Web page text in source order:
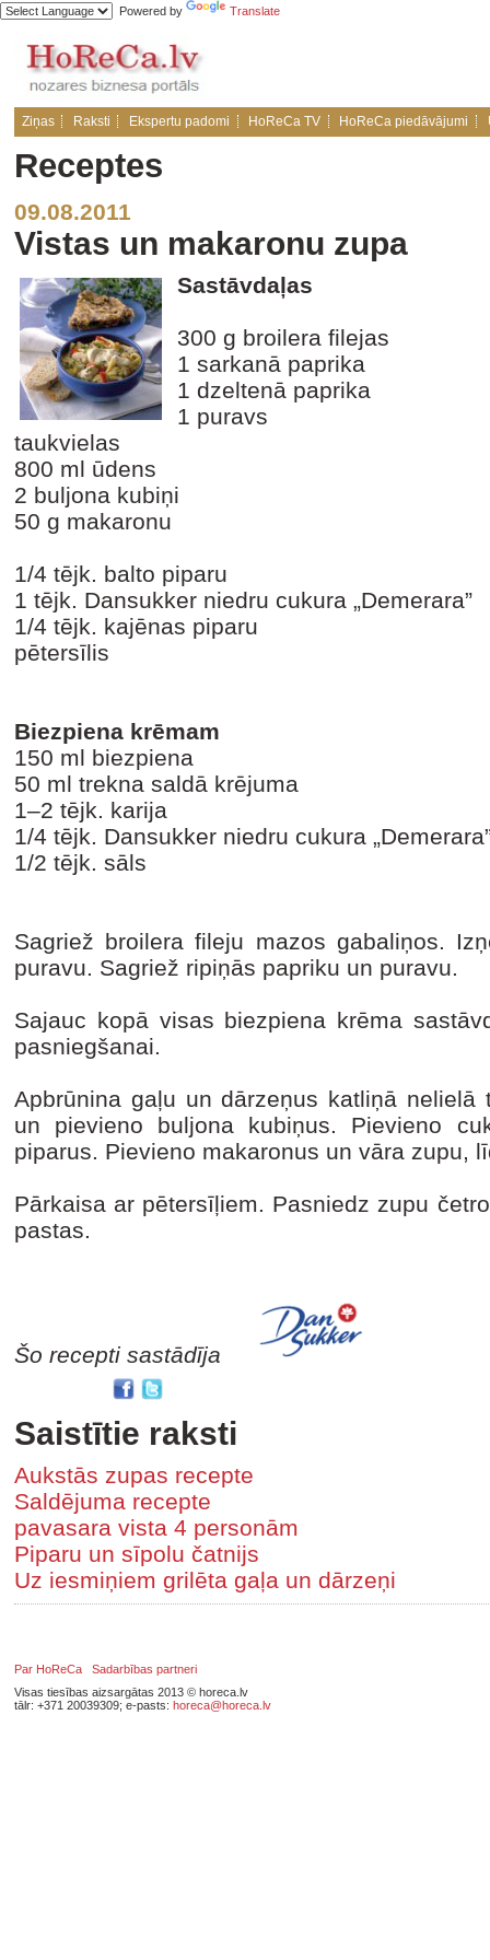
Powered by Translate
Ziņas Raksti Ekspertu padomi HoReCa TV HoReCa piedāvājumi
Receptes
09.08.2011
Vistas un makaronu zupa
Sastāvdaļas
300 g broilera filejas
1 sarkanā paprika
1 dzeltenā paprika
1 puravs
taukvielas
800 ml ūdens
2 buljona kubiņi
50 g makaronu
1/4 tējk. balto piparu
1 tējk. Dansukker niedru cukura „Demerara”
1/4 tējk. kajēnas piparu
pētersīlis
Biezpiena krēmam
150 ml biezpiena
50 ml trekna saldā krējuma
1–2 tējk. karija
1/4 tējk. Dansukker niedru cukura
1/2 tējk. sāls
Sagriež broilera fileju mazos gabaliņos.
puravu. Sagriež ripiņās papriku un puravu.
Sajauc kopā visas biezpiena krēma
pasniegšanai.
Apbrūnina gaļu un dārzeņus katliņā nelielā
un pievieno buljona kubiņus. Pievieno
piparus. Pievieno makaronus un vāra zupu,
Pārkaisa ar pētersīļiem. Pasniedz zupu
pastas.
Šo recepti sastādīja
Saistītie raksti
Aukstās zupas recepte
Saldējuma recepte
pavasara vista 4 personām
Piparu un sīpolu čatnijs
Uz iesmiņiem grilēta gaļa un dārzeņi
Par HoReCa
Sadarbības partneri
Visas tiesības aizsargātas 2013 © horeca.lv
tālr: +371 20039309; e-pasts: horeca@horeca.lv